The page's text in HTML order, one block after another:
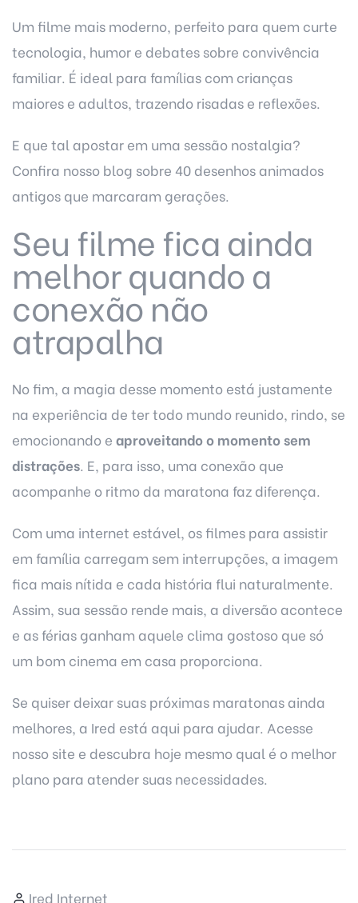
Um filme mais moderno, perfeito para quem curte
tecnologia, humor e debates sobre convivência
familiar. É ideal para famílias com crianças
maiores e adultos, trazendo risadas e reflexões.
E que tal apostar em uma sessão nostalgia?
Confira nosso blog sobre 40 desenhos animados
antigos que marcaram gerações.
Seu filme fica ainda
melhor quando a
conexão não
atrapalha
No fim, a magia desse momento está justamente
na experiência de ter todo mundo reunido, rindo, se
emocionando e aproveitando o momento sem
distrações. E, para isso, uma conexão que
acompanhe o ritmo da maratona faz diferença.
Com uma internet estável, os filmes para assistir
em família carregam sem interrupções, a imagem
fica mais nítida e cada história flui naturalmente.
Assim, sua sessão rende mais, a diversão acontece
e as férias ganham aquele clima gostoso que só
um bom cinema em casa proporciona.
Se quiser deixar suas próximas maratonas ainda
melhores, a Ired está aqui para ajudar. Acesse
nosso site e descubra hoje mesmo qual é o melhor
plano para atender suas necessidades.
Ired Internet